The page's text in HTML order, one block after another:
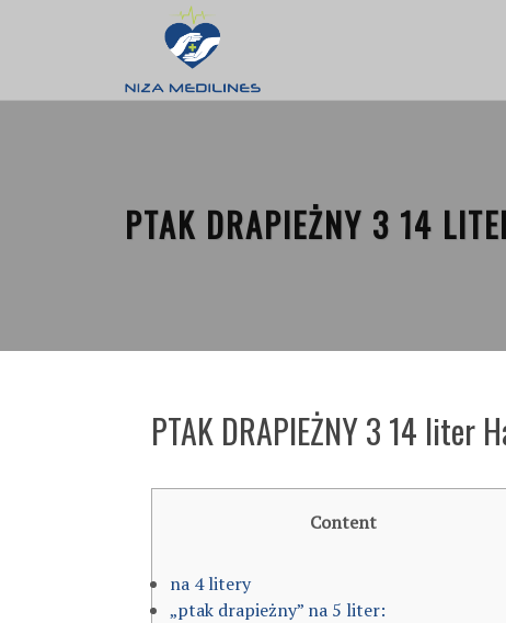
PTAK DRAPIEŻNY 3 14
PTAK DRAPIEŻNY 3 14 liter
Content
na 4 litery
„ptak drapieżny” na 5 liter: